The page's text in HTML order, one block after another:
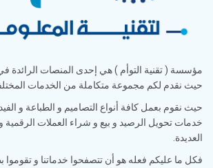
مؤسسة ( تقنية التوأم ) هي إحدى المنصات الرائدة
حيث نقدم لكم مجموعة متكاملة من الخدمات
حيث نقوم بعمل كافة أنواع التصاميم و الطباعة و
خدمات تحويل الرصيد و بيع و شراء العملات الرقمية
العديدة.
فكل ما عليكم فعله هو أن تتصفحوا خدماتنا و تقوموا